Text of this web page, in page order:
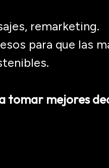
remarketing.
para que las
tomar mejores